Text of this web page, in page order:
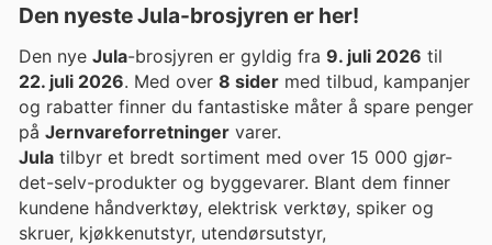
Den nyeste Jula-brosjyren er her!
Den nye Jula-brosjyren er gyldig fra 9. juli 2026 til
22. juli 2026. Med over 8 sider med tilbud, kampanjer
og rabatter finner du fantastiske måter å spare penger
på Jernvareforretninger varer.
Jula tilbyr et bredt sortiment med over 15 000 gjør-
det-selv-produkter og byggevarer. Blant dem finner
kundene håndverktøy, elektrisk verktøy, spiker og
skruer, kjøkkenutstyr, utendørsutstyr,